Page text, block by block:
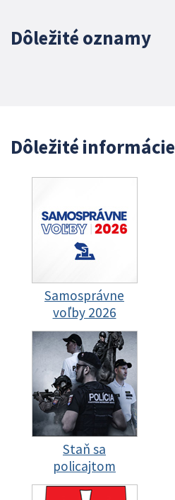
Dôležité oznamy
Dôležité informácie
Samosprávne
voľby 2026
Staň sa
policajtom